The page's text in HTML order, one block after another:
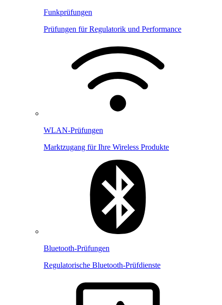
Funkprüfungen
Prüfungen für Regulatorik und Performance
WLAN-Prüfungen
Marktzugang für Ihre Wireless Produkte
Bluetooth-Prüfungen
Regulatorische Bluetooth-Prüfdienste